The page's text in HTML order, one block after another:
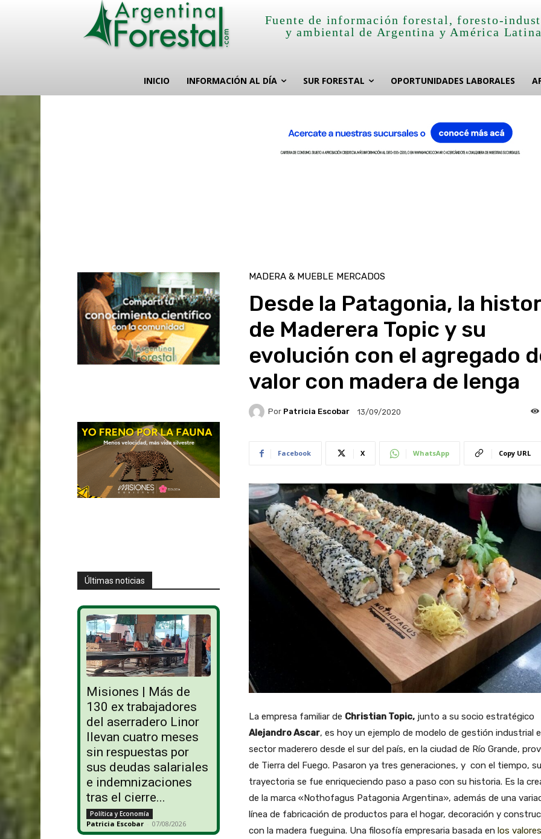
Fuente de información forestal, foresto-
y ambiental de Argentina y América
INICIO INFORMACIÓN AL DÍA SUR FORESTAL OPORTUNIDADES LABORALES
Últimas noticias
Misiones | Más de
130 ex trabajadores
del aserradero Linor
llevan cuatro meses
sin respuestas por
sus deudas salariales
e indemnizaciones
tras el cierre...
Política y Economía
Patricia Escobar - 07/08/2026
MADERA & MUEBLE MERCADOS
Desde la Patagonia, la
de Maderera Topic y su
evolución con el agregado
valor con madera de lenga
Por Patricia Escobar 13/09/2020
Facebook X WhatsApp Copy URL
La empresa familiar de Christian Topic,junto a su socio estratégico
Alejandro Ascar, es hoy un ejemplo de modelo de gestión industrial
sector maderero desde el sur del país, en la ciudad de Río Grande,
de Tierra del Fuego. Pasaron ya tres generaciones, y con el tiempo, su
trayectoria se fue enriqueciendo paso a paso con su historia. Es la
de la marca «Nothofagus Patagonia Argentina», además de una
línea de fabricación de productos para el hogar, decoración y
con la madera fueguina. Una filosofía empresaria basada en los